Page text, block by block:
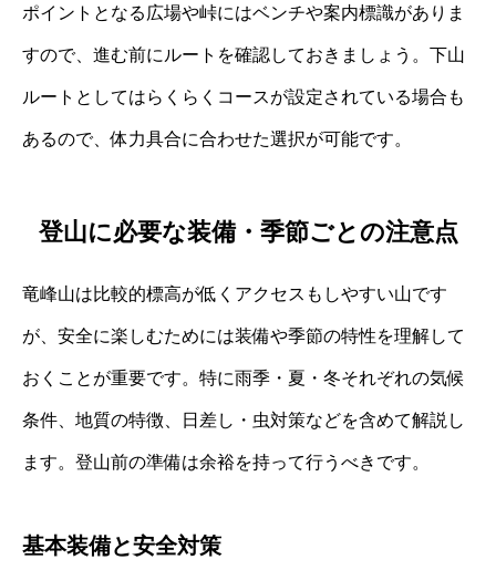
ポイントとなる広場や峠にはベンチや案内標識がありま
すので、進む前にルートを確認しておきましょう。下山
ルートとしてはらくらくコースが設定されている場合も
あるので、体力具合に合わせた選択が可能です。
登山に必要な装備・季節ごとの注意点
竜峰山は比較的標高が低くアクセスもしやすい山です
が、安全に楽しむためには装備や季節の特性を理解して
おくことが重要です。特に雨季・夏・冬それぞれの気候
条件、地質の特徴、日差し・虫対策などを含めて解説し
ます。登山前の準備は余裕を持って行うべきです。
基本装備と安全対策